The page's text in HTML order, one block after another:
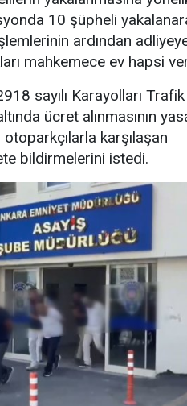
10 şüpheli
ardından
mahkemece ev hapsi
sayılı Karayolları
ücret alınmasının
karşılaşan
bildirmelerini istedi.